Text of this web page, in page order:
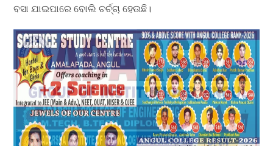
ବସା ଯାଇପାରେ ବୋଲି ଚର୍ଚ୍ଚା ହେଉଛି।